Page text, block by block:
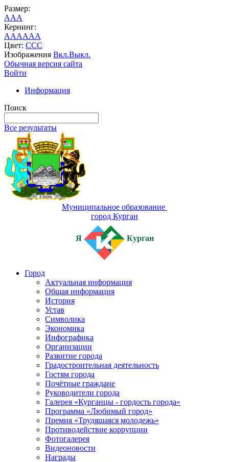
Размер:
AAA
Кернинг:
AAAAAA
Цвет: CCC
Изображения Вкл.Выкл.
Обычная версия сайта
Войти
Информация
Поиск
Все результаты
Муниципальное образование
город Курган
Я Курган
Город
Актуальная информация
Общая информация
История
Устав
Символика
Экономика
Инфографика
Организации
Развитие города
Градостроительная деятельность
Гостям города
Почётные граждане
Руководители города
Галерея «Курганцы - гордость города»
Программа «Любимый город»
Премия «Трудящаяся молодежь»
Противодействие коррупции
Фотогалерея
Видеоновости
Награды